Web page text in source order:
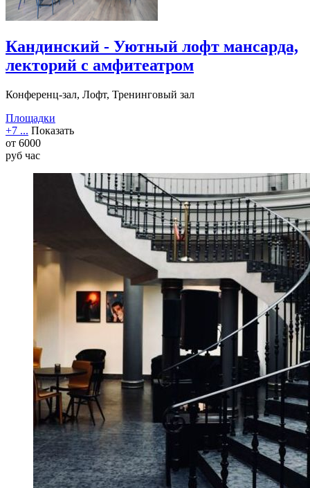
Кандинский - Уютный лофт мансарда,
лекторий с амфитеатром
Конференц-зал, Лофт, Тренинговый зал
Площадки
+7 ... Показать
от 6000
руб час